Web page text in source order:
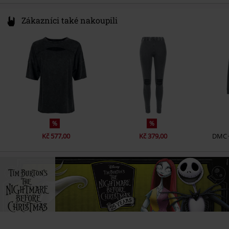
Zákazníci také nakoupili
%
Kč 577,00
%
Kč 379,00 DMC